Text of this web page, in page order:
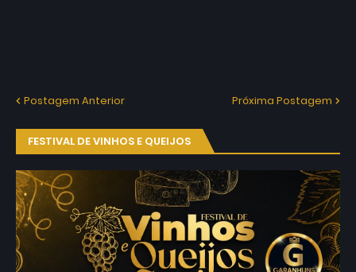
Postagem Anterior Próxima Postagem
FESTIVAL DE VINHOS E QUEIJOS